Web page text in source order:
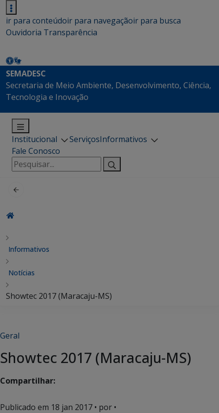
ir para conteúdoir para navegaçãoir para busca
Ouvidoria Transparência
SEMADESC
Secretaria de Meio Ambiente, Desenvolvimento, Ciência,
Tecnologia e Inovação
Institucional ServiçosInformativos
Fale Conosco
Pesquisar
por:
Informativos
Notícias
Showtec 2017 (Maracaju-MS)
Geral
Showtec 2017 (Maracaju-MS)
Compartilhar:
Publicado em 18 jan 2017 • por •